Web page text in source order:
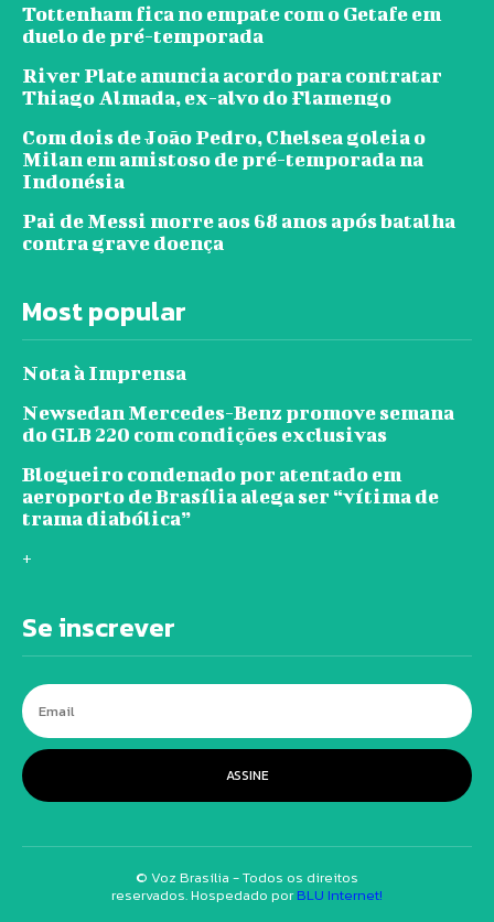
Tottenham fica no empate com o Getafe em
duelo de pré-temporada
River Plate anuncia acordo para contratar
Thiago Almada, ex-alvo do Flamengo
Com dois de João Pedro, Chelsea goleia o
Milan em amistoso de pré-temporada na
Indonésia
Pai de Messi morre aos 68 anos após batalha
contra grave doença
Most popular
Nota à Imprensa
Newsedan Mercedes-Benz promove semana
do GLB 220 com condições exclusivas
Blogueiro condenado por atentado em
aeroporto de Brasília alega ser “vítima de
trama diabólica”
+
Se inscrever
ASSINE
© Voz Brasília - Todos os direitos
reservados. Hospedado porBLU Internet!